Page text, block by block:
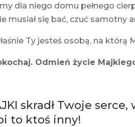
dla niego domu pełnego
musiał się bać, czuć samotny
Ty jesteś osobą, na którą
Odmień życie
skradł Twoje
to ktoś inny!